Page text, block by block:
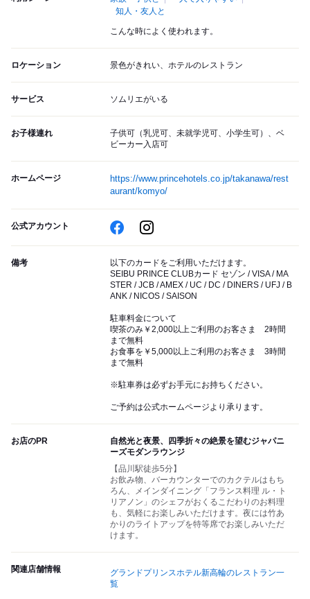
知人・友人と
こんな時によく使われます。
ロケーション 景色がきれい、ホテルのレストラン
サービス ソムリエがいる
お子様連れ
子供可（乳児可、未就学児可、小学生可）、ベ
ビーカー入店可
ホームページ
https://www.princehotels.co.jp/takanawa/rest
aurant/komyo/
公式アカウント
備考
以下のカードをご利用いただけます。
SEIBU PRINCE CLUBカード セゾン / VISA / MA
STER / JCB / AMEX / UC / DC / DINERS / UFJ / B
ANK / NICOS / SAISON
駐車料金について
喫茶のみ￥2,000以上ご利用のお客さま 2時間
まで無料
お食事を￥5,000以上ご利用のお客さま 3時間
まで無料
※駐車券は必ずお手元にお持ちください。
ご予約は公式ホームページより承ります。
お店のPR
自然光と夜景、四季折々の絶景を望むジャパニ
ーズモダンラウンジ
【品川駅徒歩5分】
お飲み物、バーカウンターでのカクテルはもち
ろん、メインダイニング「フランス料理 ル・ト
リアノン」のシェフがおくるこだわりのお料理
も、気軽にお楽しみいただけます。夜には竹あ
かりのライトアップを特等席でお楽しみいただ
けます。
関連店舗情報
グランドプリンスホテル新高輪のレストラン一
覧